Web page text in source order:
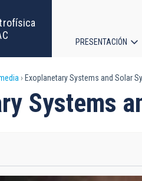
principal
PRESENTACIÓN
Exoplanetary Systems and Solar
Systems